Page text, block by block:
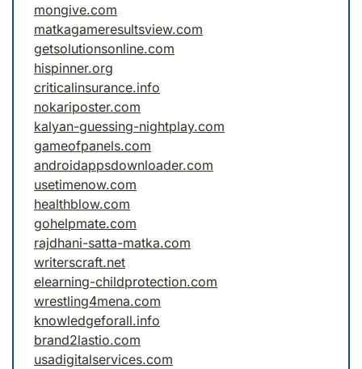
mongive.com
matkagameresultsview.com
getsolutionsonline.com
hispinner.org
criticalinsurance.info
nokariposter.com
kalyan-guessing-nightplay.com
gameofpanels.com
androidappsdownloader.com
usetimenow.com
healthblow.com
gohelpmate.com
rajdhani-satta-matka.com
writerscraft.net
elearning-childprotection.com
wrestling4mena.com
knowledgeforall.info
brand2lastio.com
usadigitalservices.com